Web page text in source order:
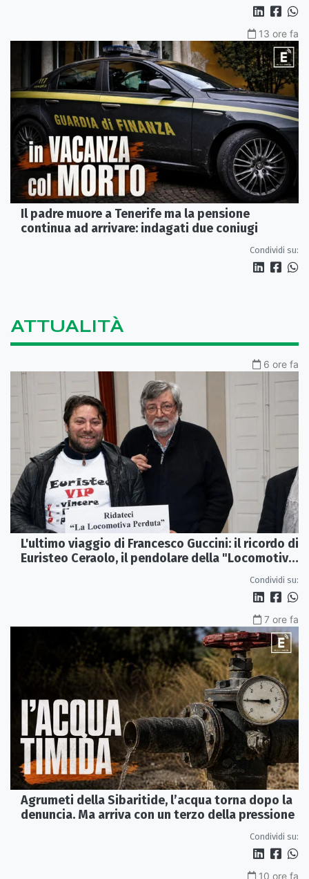
13 ore fa
Il padre muore a Tenerife ma la pensione
continua ad arrivare: indagati due coniugi
Condividi su:
ATTUALITÀ
6 ore fa
L'ultimo viaggio di Francesco Guccini: il ricordo di
Euristeo Ceraolo, il pendolare della "Locomotiva
Condividi su:
7 ore fa
Agrumeti della Sibaritide, l’acqua torna dopo la
denuncia. Ma arriva con un terzo della pressione
Condividi su:
10 ore fa